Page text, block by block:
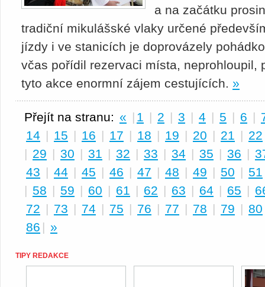
a na začátku
tradiční mikulášské vlaky určené
jízdy i ve stanicích je doprovázely
včas pořídil rezervaci místa, neprohloupil,
tyto akce enormní zájem cestujících. »
Přejít na stranu: « | 1 | 2 | 3 | 4 | 5 | 6 |
14 | 15 | 16 | 17 | 18 | 19 | 20 | 21 | 22
| 29 | 30 | 31 | 32 | 33 | 34 | 35 | 36 |
43 | 44 | 45 | 46 | 47 | 48 | 49 | 50 | 51
| 58 | 59 | 60 | 61 | 62 | 63 | 64 | 65 |
72 | 73 | 74 | 75 | 76 | 77 | 78 | 79 | 80
86 | »
TIPY REDAKCE